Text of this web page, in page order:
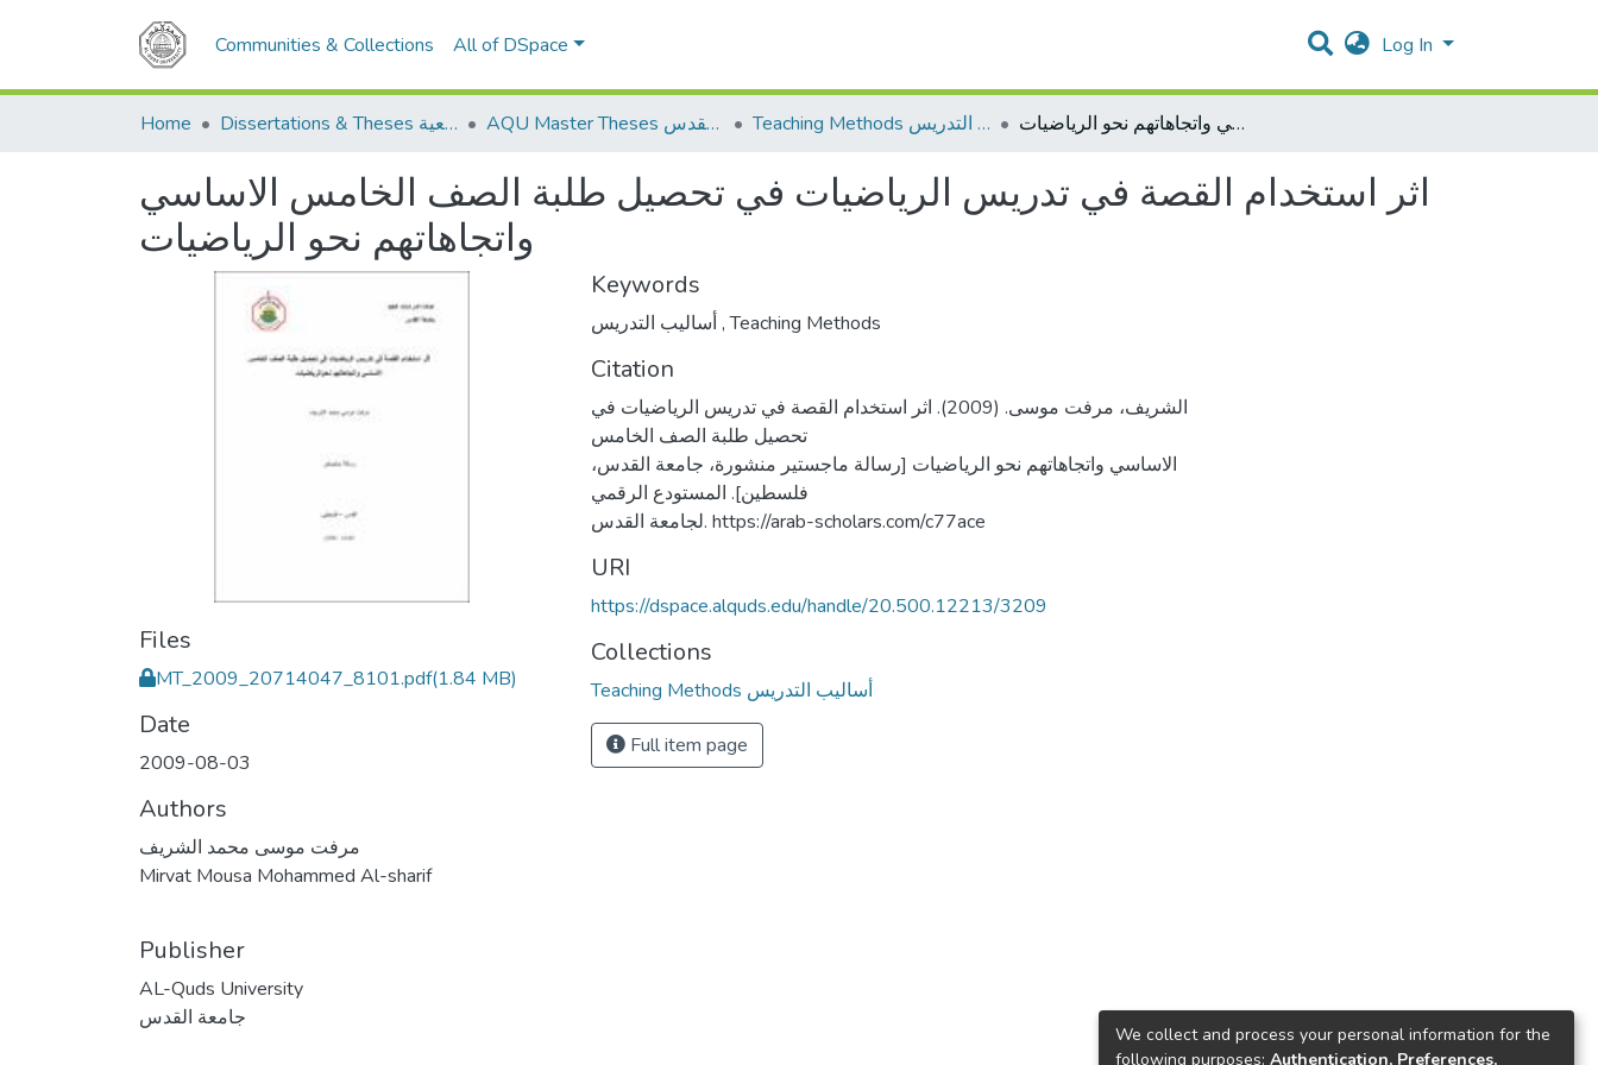
Communities & Collections All of DSpace Log In
Home Dissertations & Theses الرسائل الجامعية AQU Master Theses الرسائل الجامعية الخاصة بجامعة القدس Teaching Methods أساليب التدريس اثر استخدام القصة في تدريس الرياضيات في تحصيل طلبة الصف الخامس الاساسي واتجاهاتهم نحو الرياضيات
اثر استخدام القصة في تدريس الرياضيات في تحصيل طلبة الصف الخامس الاساسي
واتجاهاتهم نحو الرياضيات
Files
MT_2009_20714047_8101.pdf(1.84 MB)
Date
2009-08-03
Authors
مرفت موسى محمد الشريف
Mirvat Mousa Mohammed Al-sharif
Publisher
AL-Quds University
جامعة القدس
Keywords
,Teaching Methods
Citation
الشريف، مرفت موسى. (2009). اثر استخدام القصة في تدريس الرياضيات في
تحصيل طلبة الصف الخامس
الاساسي واتجاهاتهم نحو الرياضيات [رسالة ماجستير منشورة، جامعة القدس،
فلسطين]. المستودع الرقمي
لجامعة القدس. https://arab-scholars.com/c77ace
URI
https://dspace.alquds.edu/handle/20.500.12213/3209
Collections
Teaching Methods أساليب التدريس
Full item page
We collect and process your personal information for the
following purposes: Authentication, Preferences,